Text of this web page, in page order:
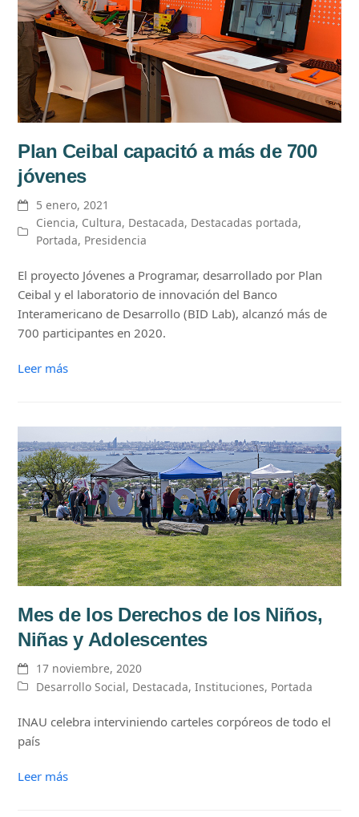
Plan Ceibal capacitó a más de 700
jóvenes
5 enero, 2021
Ciencia, Cultura, Destacada, Destacadas portada,
Portada, Presidencia
El proyecto Jóvenes a Programar, desarrollado por Plan
Ceibal y el laboratorio de innovación del Banco
Interamericano de Desarrollo (BID Lab), alcanzó más de
700 participantes en 2020.
Leer más
Mes de los Derechos de los Niños,
Niñas y Adolescentes
17 noviembre, 2020
Desarrollo Social, Destacada,Instituciones, Portada
INAU celebra interviniendo carteles corpóreos de todo el
país
Leer más